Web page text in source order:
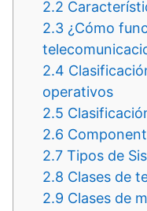
2.2
2.3 ¿Cómo
2.4
operativos
2.5
2.6
2.7 Tipos de
2.8 Clases de
2.9 Clases de